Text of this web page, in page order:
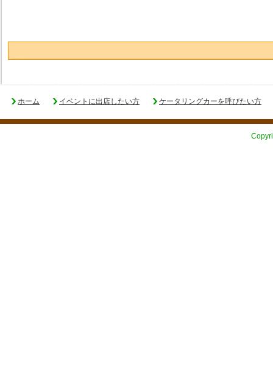
ホーム イベントに出店したい方 ケータリングカーを呼びたい方